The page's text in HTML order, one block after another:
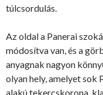
túlcsordulás.
Az oldal a Panerai
módosítva van, és a
anyagnak nagyon
olyan hely, amelyet sok
alakú tekercskorona,